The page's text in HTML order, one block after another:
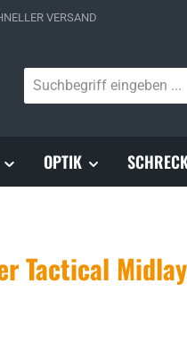
VERSAND
OPTIK
Tactical